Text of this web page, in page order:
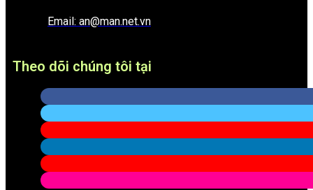
Email: an@man.net.vn
Theo dõi chúng tôi tại